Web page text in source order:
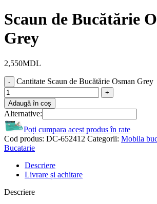
Scaun de Bucătărie
Grey
2,550MDL
Cantitate Scaun de Bucătărie Osman Grey
Adaugă în coș
Alternative:
Poți cumpara acest produs în rate
Cod produs: DC-652412 Categorii: Mobila
Bucatarie
Descriere
Livrare și achitare
Descriere